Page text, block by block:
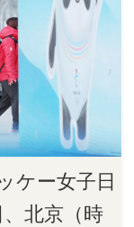
ケー女子日
北京（時